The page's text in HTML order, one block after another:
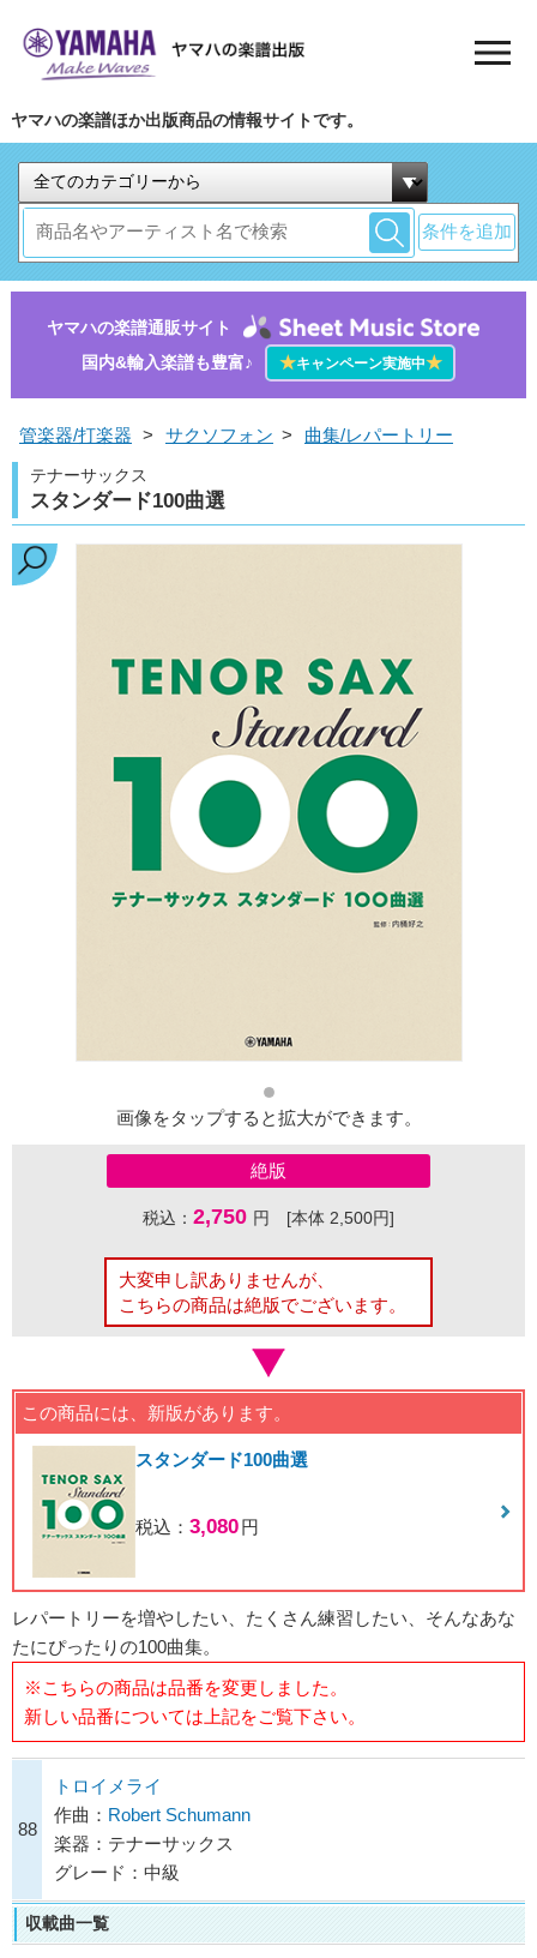
ヤマハの楽譜ほか出版商品の情報サイトです。
条件を追加
ヤマハの楽譜通販サイト
国内&輸入楽譜も豊富♪
★キャンペーン実施中★
管楽器/打楽器 > サクソフォン > 曲集/レパートリー
テナーサックス
スタンダード100曲選
画像をタップすると拡大ができます。
絶版
税込： 2,750 円 [本体 2,500円]
大変申し訳ありませんが、
こちらの商品は絶版でございます。
この商品には、新版があります。
スタンダード100曲選
税込： 3,080円
レパートリーを増やしたい、たくさん練習したい、そんなあな
たにぴったりの100曲集。
※こちらの商品は品番を変更しました。
新しい品番については上記をご覧下さい。
88
トロイメライ
作曲： Robert Schumann
楽器：テナーサックス
グレード：中級
収載曲一覧